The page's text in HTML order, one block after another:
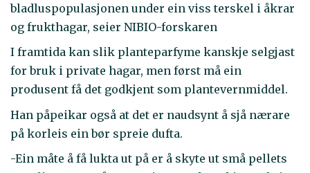
bladluspopulasjonen under ein viss terskel i åkrar
og frukthagar, seier NIBIO-forskaren
I framtida kan slik planteparfyme kanskje selgjast
for bruk i private hagar, men først må ein
produsent få det godkjent som plantevernmiddel.
Han påpeikar også at det er naudsynt å sjå nærare
på korleis ein bør spreie dufta.
-Ein måte å få lukta ut på er å skyte ut små pellets